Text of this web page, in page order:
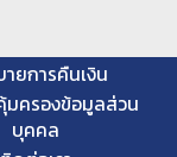
ายการคืนเงิน
มครองข้อมูลส่วน
บุคคล